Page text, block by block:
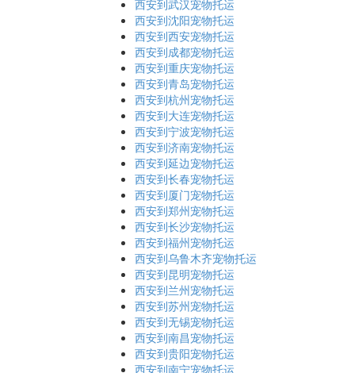
西安到武汉宠物托运
西安到沈阳宠物托运
西安到西安宠物托运
西安到成都宠物托运
西安到重庆宠物托运
西安到青岛宠物托运
西安到杭州宠物托运
西安到大连宠物托运
西安到宁波宠物托运
西安到济南宠物托运
西安到延边宠物托运
西安到长春宠物托运
西安到厦门宠物托运
西安到郑州宠物托运
西安到长沙宠物托运
西安到福州宠物托运
西安到乌鲁木齐宠物托运
西安到昆明宠物托运
西安到兰州宠物托运
西安到苏州宠物托运
西安到无锡宠物托运
西安到南昌宠物托运
西安到贵阳宠物托运
西安到南宁宠物托运